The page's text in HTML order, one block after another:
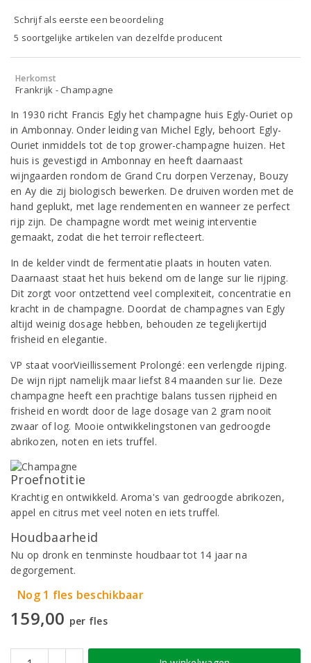
Schrijf als eerste een beoordeling
5 soortgelijke artikelen van dezelfde producent
Herkomst
Frankrijk - Champagne
In 1930 richt Francis Egly het champagne huis Egly-Ouriet op
in Ambonnay. Onder leiding van Michel Egly, behoort Egly-
Ouriet inmiddels tot de top grower-champagne huizen. Het
huis is gevestigd in Ambonnay en heeft daarnaast
wijngaarden rondom de Grand Cru dorpen Verzenay, Bouzy
en Ay die zij biologisch bewerken. De druiven worden met de
hand geplukt, met lage rendementen en wanneer ze perfect
rijp zijn. De champagne wordt met weinig interventie
gemaakt, zodat die het terroir reflecteert.
In de kelder vindt de fermentatie plaats in houten vaten.
Daarnaast staat het huis bekend om de lange sur lie rijping.
Dit zorgt voor ontzettend veel complexiteit, concentratie en
kracht in de champagne. Doordat de champagnes van Egly
altijd weinig dosage hebben, behouden ze tegelijkertijd
frisheid en elegantie.
VP staat voorVieillissement Prolongé: een verlengde rijping.
De wijn rijpt namelijk maar liefst 84 maanden sur lie. Deze
champagne heeft een prachtige balans tussen rijpheid en
frisheid en wordt door de lage dosage van 2 gram nooit
zwaar of log. Mooie ontwikkelingstonen van gedroogde
abrikozen, noten en iets truffel.
Proefnotitie
Krachtig en ontwikkeld. Aroma's van gedroogde abrikozen,
appel en citrus met veel noten en iets truffel.
Houdbaarheid
Nu op dronk en tenminste houdbaar tot 14 jaar na
degorgement.
Nog 1 fles beschikbaar
159,00 per fles